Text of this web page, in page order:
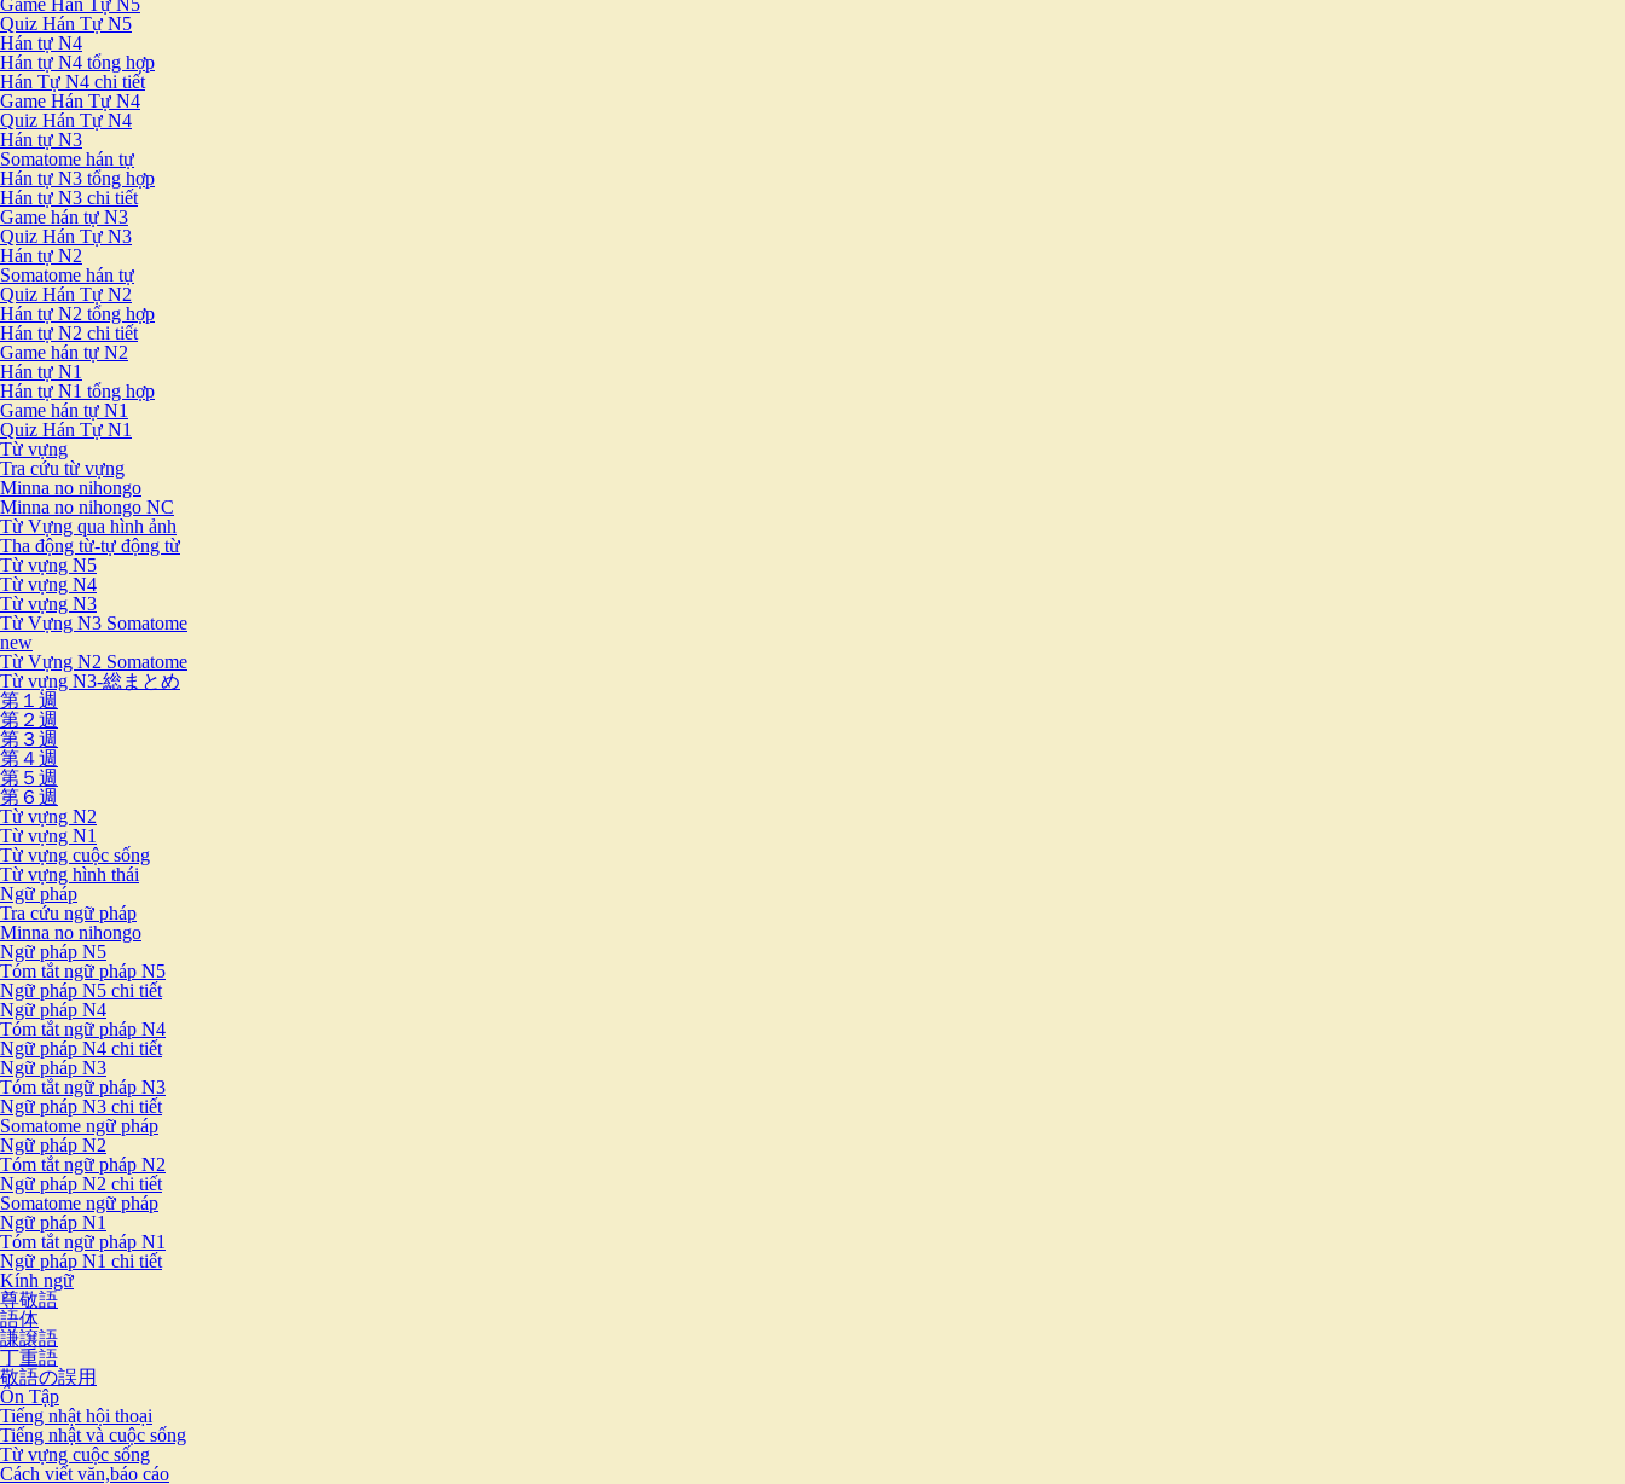
Game Hán Tự N5
Quiz Hán Tự N5
Hán tự N4
Hán tự N4 tổng hợp
Hán Tự N4 chi tiết
Game Hán Tự N4
Quiz Hán Tự N4
Hán tự N3
Somatome hán tự
Hán tự N3 tổng hợp
Hán tự N3 chi tiết
Game hán tự N3
Quiz Hán Tự N3
Hán tự N2
Somatome hán tự
Quiz Hán Tự N2
Hán tự N2 tổng hợp
Hán tự N2 chi tiết
Game hán tự N2
Hán tự N1
Hán tự N1 tổng hợp
Game hán tự N1
Quiz Hán Tự N1
Từ vựng
Tra cứu từ vựng
Minna no nihongo
Minna no nihongo NC
Từ Vựng qua hình ảnh
Tha động từ-tự động từ
Từ vựng N5
Từ vựng N4
Từ vựng N3
Từ Vựng N3 Somatome
new
Từ Vựng N2 Somatome
Từ vựng N3-総まとめ
第１週
第２週
第３週
第４週
第５週
第６週
Từ vựng N2
Từ vựng N1
Từ vựng cuộc sống
Từ vựng hình thái
Ngữ pháp
Tra cứu ngữ pháp
Minna no nihongo
Ngữ pháp N5
Tóm tắt ngữ pháp N5
Ngữ pháp N5 chi tiết
Ngữ pháp N4
Tóm tắt ngữ pháp N4
Ngữ pháp N4 chi tiết
Ngữ pháp N3
Tóm tắt ngữ pháp N3
Ngữ pháp N3 chi tiết
Somatome ngữ pháp
Ngữ pháp N2
Tóm tắt ngữ pháp N2
Ngữ pháp N2 chi tiết
Somatome ngữ pháp
Ngữ pháp N1
Tóm tắt ngữ pháp N1
Ngữ pháp N1 chi tiết
Kính ngữ
尊敬語
語体
謙譲語
丁重語
敬語の誤用
Ôn Tập
Tiếng nhật hội thoại
Tiếng nhật và cuộc sống
Từ vựng cuộc sống
Cách viết văn,báo cáo